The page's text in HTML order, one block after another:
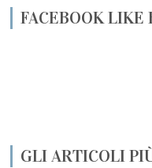
FACEBOOK LIKE
GLI ARTICOLI